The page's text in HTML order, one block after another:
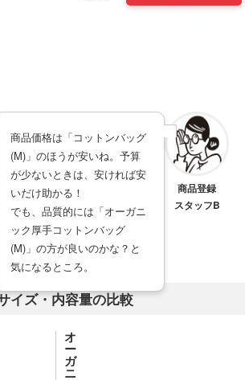
厚手コットンバッグ(M)
商品価格は「コットンバッグ
(M)」のほうが安いね。予算
が少ないときは、安ければ安
いだけ助かる！
でも、品質的には「オーガニ
ック厚手コットンバッグ
(M)」の方が良いのかな？と
気になるところ。
商品登録
スタッフB
イズ・内容量の比較
オ
ー
ガ
ニ